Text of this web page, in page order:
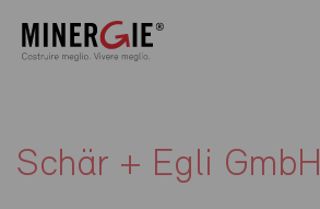
Schär + Egli GmbH